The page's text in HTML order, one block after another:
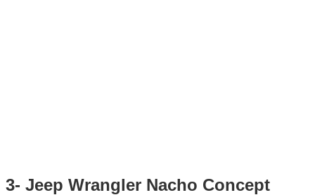
3- Jeep Wrangler Nacho Concept